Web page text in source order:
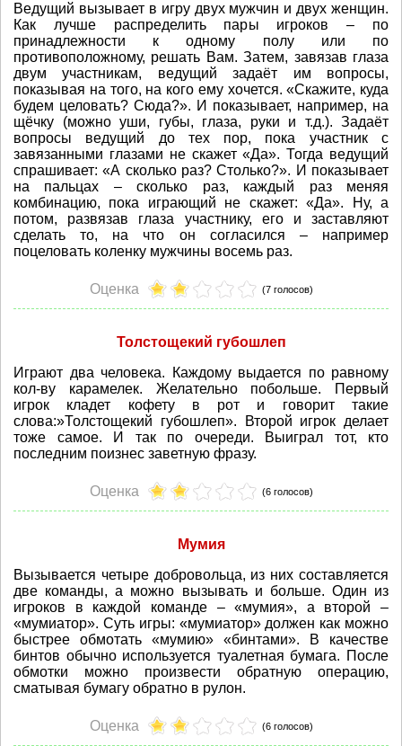
Ведущий вызывает в игру двух мужчин и двух женщин.
Как лучше распределить пары игроков – по
принадлежности к одному полу или по
противоположному, решать Вам. Затем, завязав глаза
двум участникам, ведущий задаёт им вопросы,
показывая на того, на кого ему хочется. «Скажите, куда
будем целовать? Сюда?». И показывает, например, на
щёчку (можно уши, губы, глаза, руки и т.д.). Задаёт
вопросы ведущий до тех пор, пока участник с
завязанными глазами не скажет «Да». Тогда ведущий
спрашивает: «А сколько раз? Столько?». И показывает
на пальцах – сколько раз, каждый раз меняя
комбинацию, пока играющий не скажет: «Да». Ну, а
потом, развязав глаза участнику, его и заставляют
сделать то, на что он согласился – например
поцеловать коленку мужчины восемь раз.
Оценка (7 голосов)
Толстощекий губошлеп
Играют два человека. Каждому выдается по равному
кол-ву карамелек. Желательно побольше. Первый
игрок кладет кофету в рот и говорит такие
слова:»Толстощекий губошлеп». Второй игрок делает
тоже самое. И так по очереди. Выиграл тот, кто
последним поизнес заветную фразу.
Оценка (6 голосов)
Мумия
Вызывается четыре добровольца, из них составляется
две команды, а можно вызывать и больше. Один из
игроков в каждой команде – «мумия», а второй –
«мумиатор». Суть игры: «мумиатор» должен как можно
быстрее обмотать «мумию» «бинтами». В качестве
бинтов обычно используется туалетная бумага. После
обмотки можно произвести обратную операцию,
сматывая бумагу обратно в рулон.
Оценка (6 голосов)